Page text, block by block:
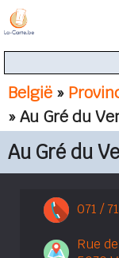
België »
» Au Gré du
Au Gré du
071 /
Rue